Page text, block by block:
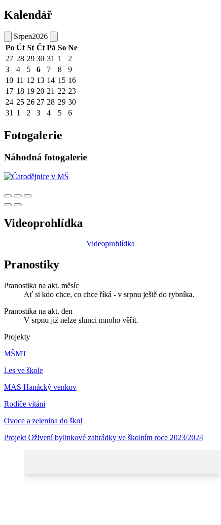
Kalendář
Srpen2026
Po Út St Čt Pá So Ne
27 28 29 30 31 1
2
3
4 5 6 7 8
9
10 11 12 13 14 15 16
17 18 19 20 21 22 23
24 25 26 27 28 29 30
31 1 2 3 4 5 6
Fotogalerie
Náhodná fotogalerie
Videoprohlídka
Videoprohlídka
Pranostiky
Pranostika na akt. měsíc
Ať si kdo chce, co chce říká - v srpnu ještě do rybníka.
Pranostika na akt. den
V srpnu již nelze slunci mnoho věřit.
Projekty
MŠMT
Les ve škole
MAS Hanácký venkov
Rodiče vítáni
Ovoce a zelenina do škol
Projekt Oživení bylinkové zahrádky ve školním roce 2023/2024